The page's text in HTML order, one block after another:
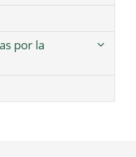
por la